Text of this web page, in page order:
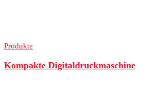
Produkte
Kompakte Digitaldruckmaschine